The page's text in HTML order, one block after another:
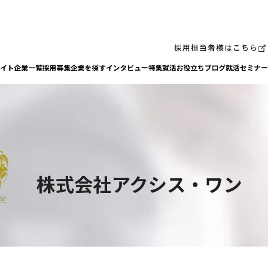
ト企業一覧採⽤募集企業を探すインタビュー特集就活お役⽴ちブログ就活セミナー
株式会社アクシス・ワン